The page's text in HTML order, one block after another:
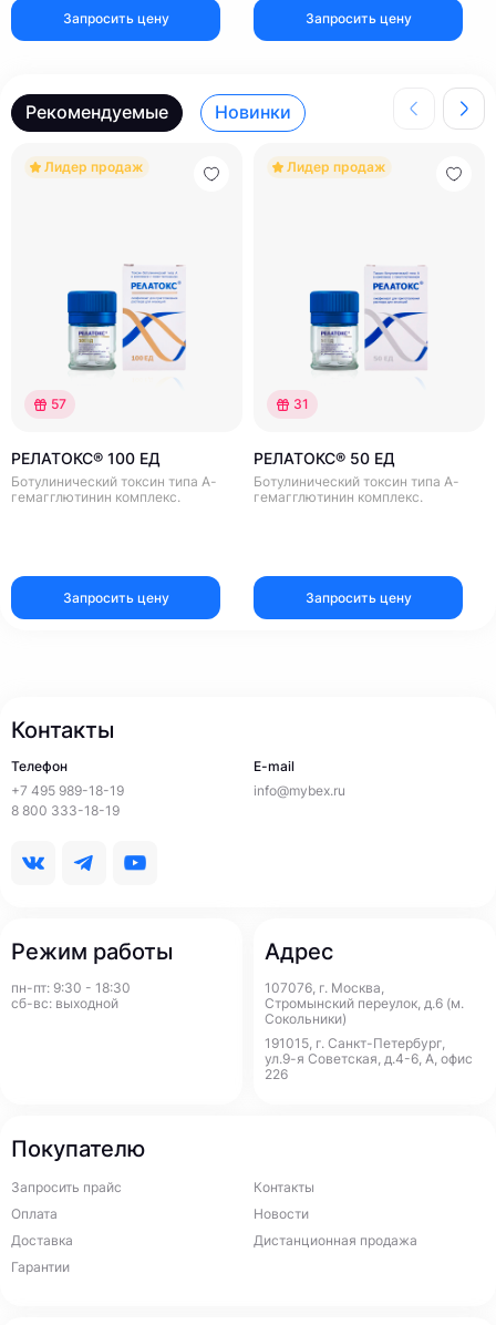
Запросить цену Запросить цену
Рекомендуемые Новинки
Лидер продаж
57
РЕЛАТОКС® 100 ЕД
Ботулинический токсин типа А-
гемагглютинин комплекс.
Запросить цену
Лидер продаж
31
РЕЛАТОКС® 50 ЕД
Ботулинический токсин типа А-
гемагглютинин комплекс.
Запросить цену
Контакты
Телефон
+7 495 989-18-19
8 800 333-18-19
E-mail
info@mybex.ru
Режим работы
пн-пт: 9:30 - 18:30
сб-вс: выходной
Адрес
107076, г. Москва,
Стромынский переулок, д.6 (м.
Сокольники)
191015, г. Санкт-Петербург,
ул.9-я Советская, д.4-6, А, офис
226
Покупателю
Запросить прайс
Оплата
Доставка
Гарантии
Контакты
Новости
Дистанционная продажа